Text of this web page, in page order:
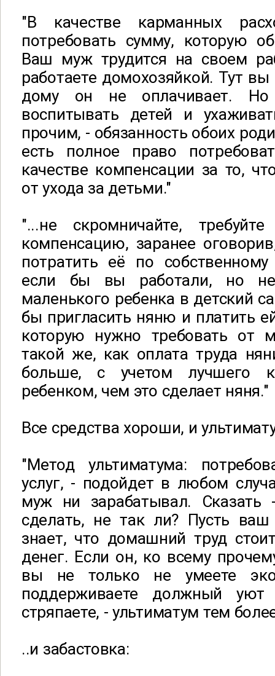
"В качестве карманных
потребовать сумму, которую
Ваш муж трудится на своем
работаете домохозяйкой. Тут
дому он не оплачивает.
воспитывать детей и
прочим, - обязанность обоих
есть полное право
качестве компенсации за то,
от ухода за детьми."
"...не скромничайте,
компенсацию, заранее
потратить её по
если бы вы работали, но не
маленького ребенка в детский
бы пригласить няню и платить
которую нужно требовать от
такой же, как оплата труда
больше, с учетом лучшего
ребенком, чем это сделает няня."
Все средства хороши, и
"Метод ультиматума:
услуг, - подойдет в любом
муж ни зарабатывал.
сделать, не так ли? Пусть ваш
знает, что домашний труд
денег. Если он, ко всему
вы не только не умеете
поддерживаете должный
стряпаете, - ультиматум тем
..и забастовка: